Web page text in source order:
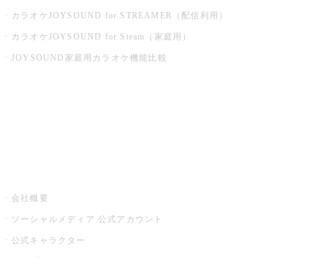
カラオケJOYSOUND for STREAMER（配信利用）
カラオケJOYSOUND for Steam（家庭用）
JOYSOUND家庭用カラオケ機能比較
会社概要
ソーシャルメディア 公式アカウント
公式キャラクター